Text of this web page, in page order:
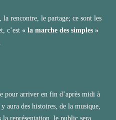
rencontre, le partage; ce sont les
c’est « la marche des simples »
pour arriver en fin d’après midi à
aura des histoires, de la musique,
représentation, le public sera